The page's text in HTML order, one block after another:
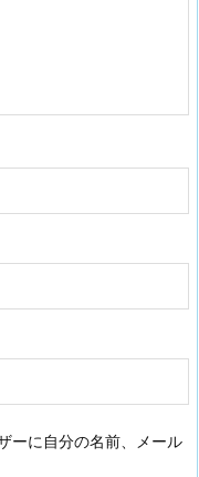
ーに自分の名前、メール